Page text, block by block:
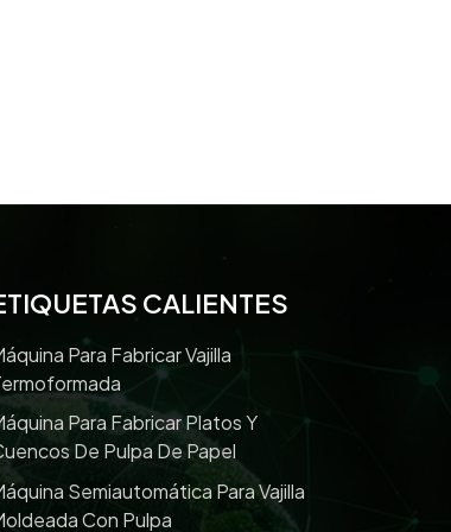
CALIENTES
Para Fabricar Vajilla
Para Fabricar Platos Y
De Pulpa De Papel
Semiautomática Para Vajilla
Con Pulpa